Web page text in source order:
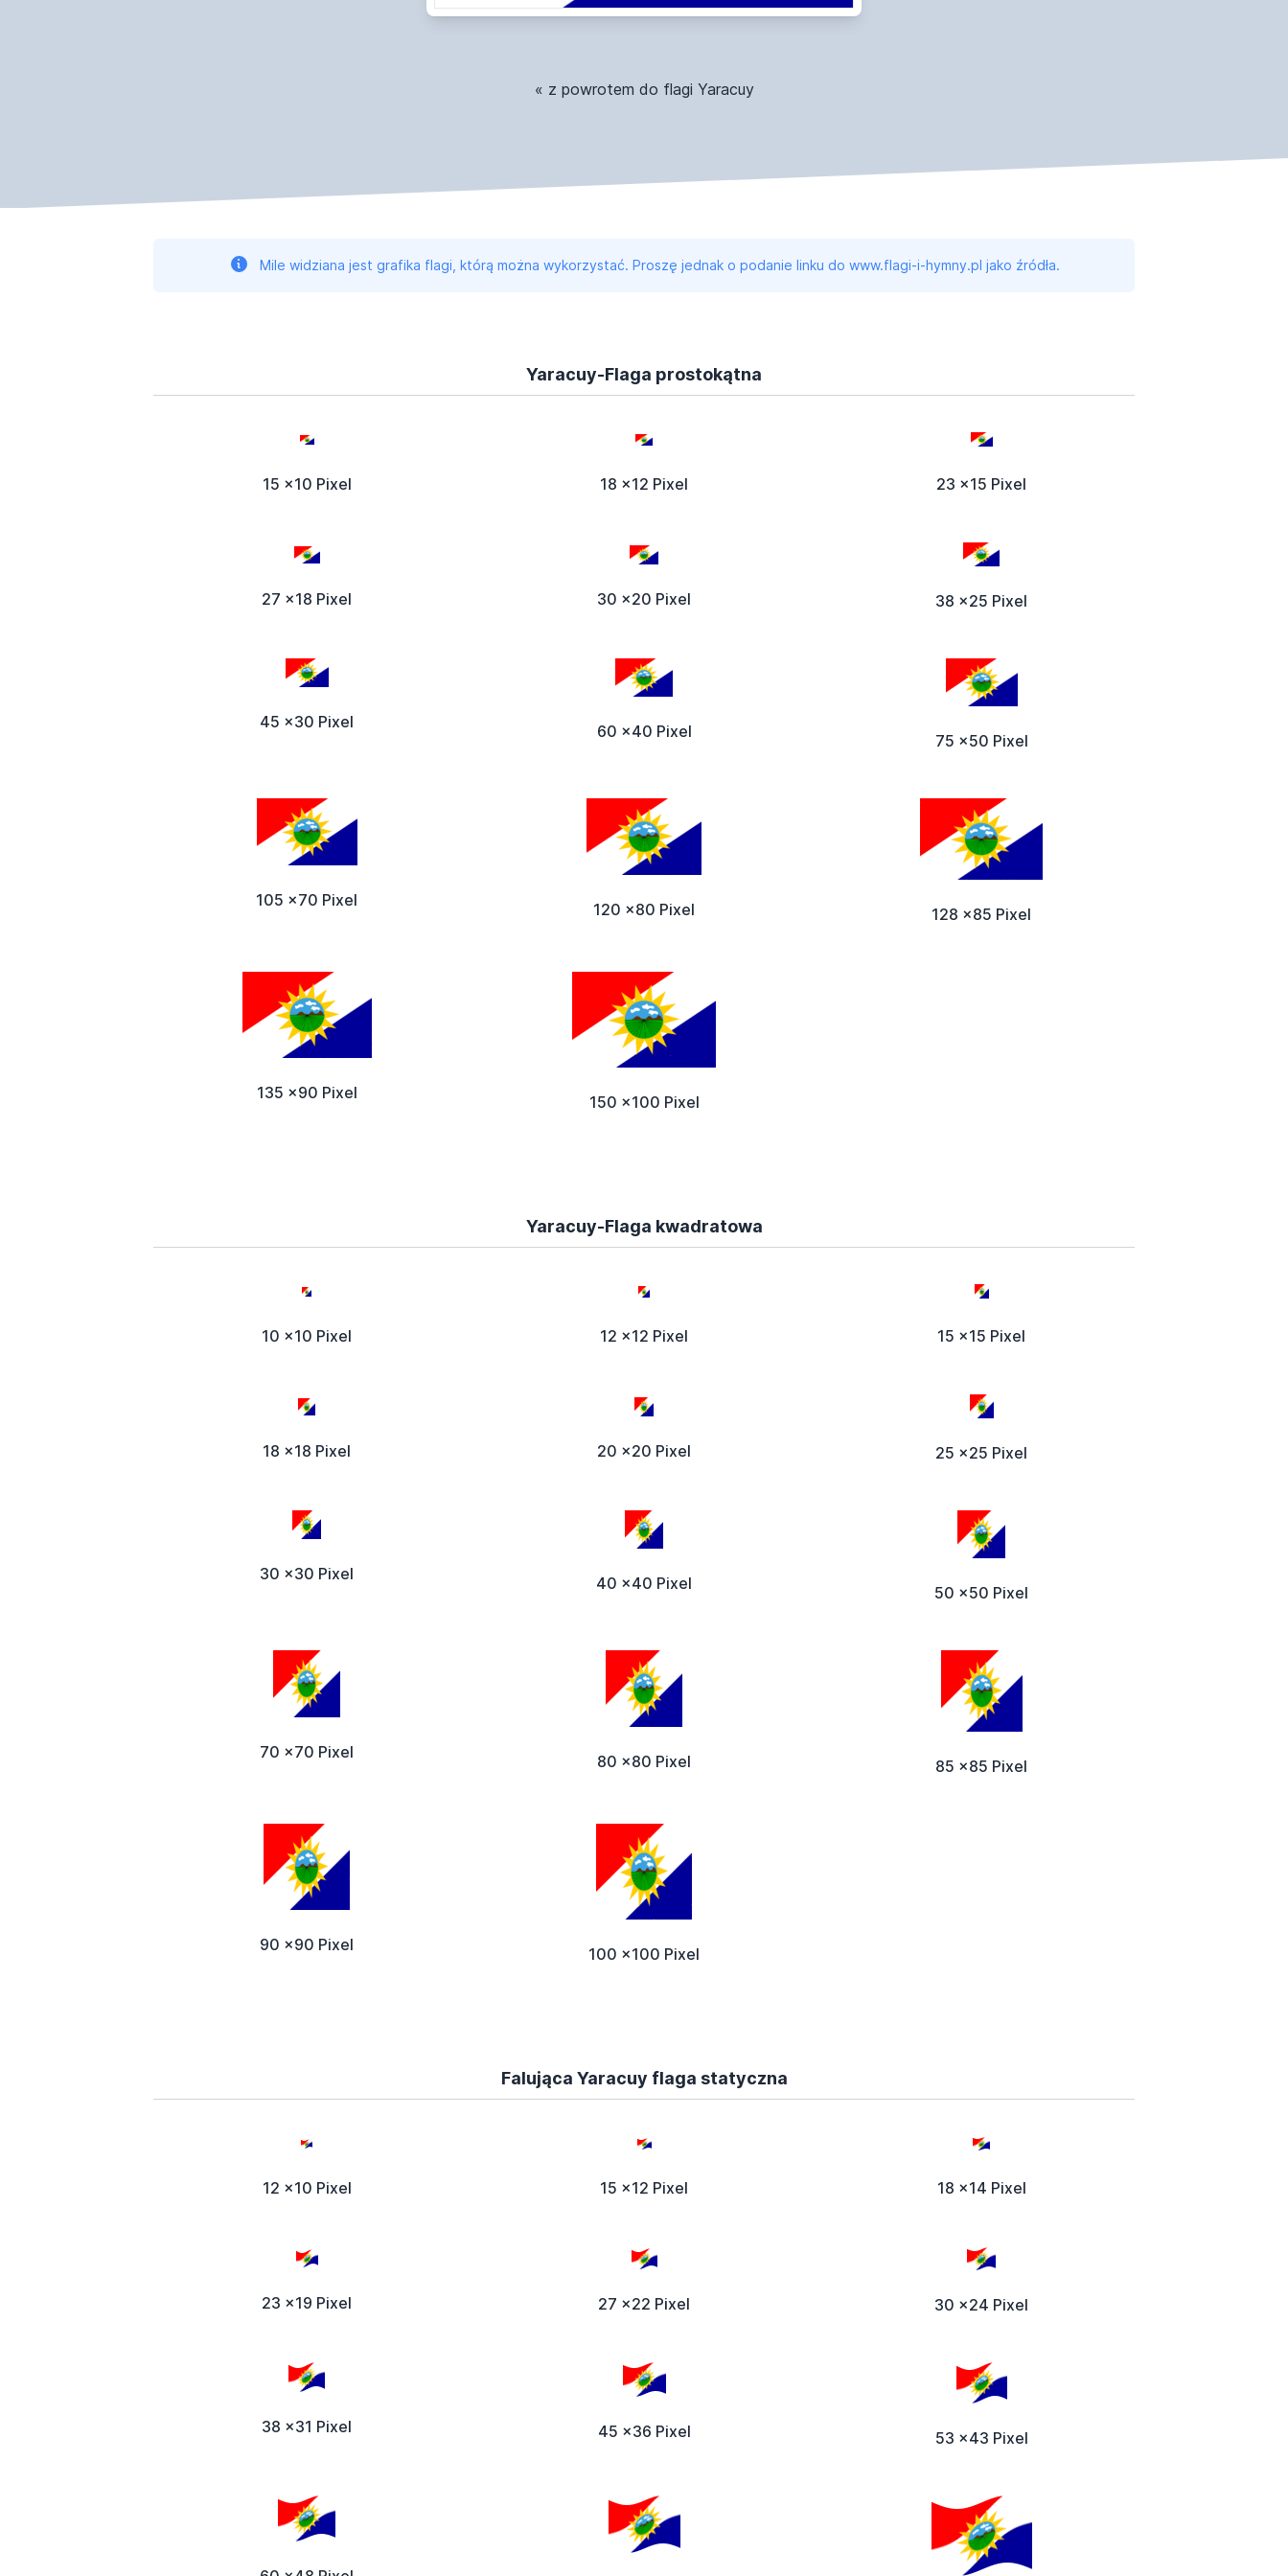
« z powrotem do flagi Yaracuy
Mile widziana jest grafika flagi, którą można wykorzystać. Proszę jednak o podanie linku do www.flagi-i-hymny.pl jako źródła.
Yaracuy-Flaga prostokątna
15 x10 Pixel 18 x12 Pixel 23 x15 Pixel
27 x18 Pixel 30 x20 Pixel 38 x25 Pixel
45 x30 Pixel 60 x40 Pixel 75 x50 Pixel
105 x70 Pixel 120 x80 Pixel 128 x85 Pixel
135 x90 Pixel 150 x100 Pixel
Yaracuy-Flaga kwadratowa
10 x10 Pixel 12 x12 Pixel 15 x15 Pixel
18 x18 Pixel 20 x20 Pixel 25 x25 Pixel
30 x30 Pixel 40 x40 Pixel 50 x50 Pixel
70 x70 Pixel 80 x80 Pixel 85 x85 Pixel
90 x90 Pixel 100 x100 Pixel
Falująca Yaracuy flaga statyczna
12 x10 Pixel 15 x12 Pixel 18 x14 Pixel
23 x19 Pixel 27 x22 Pixel 30 x24 Pixel
38 x31 Pixel 45 x36 Pixel 53 x43 Pixel